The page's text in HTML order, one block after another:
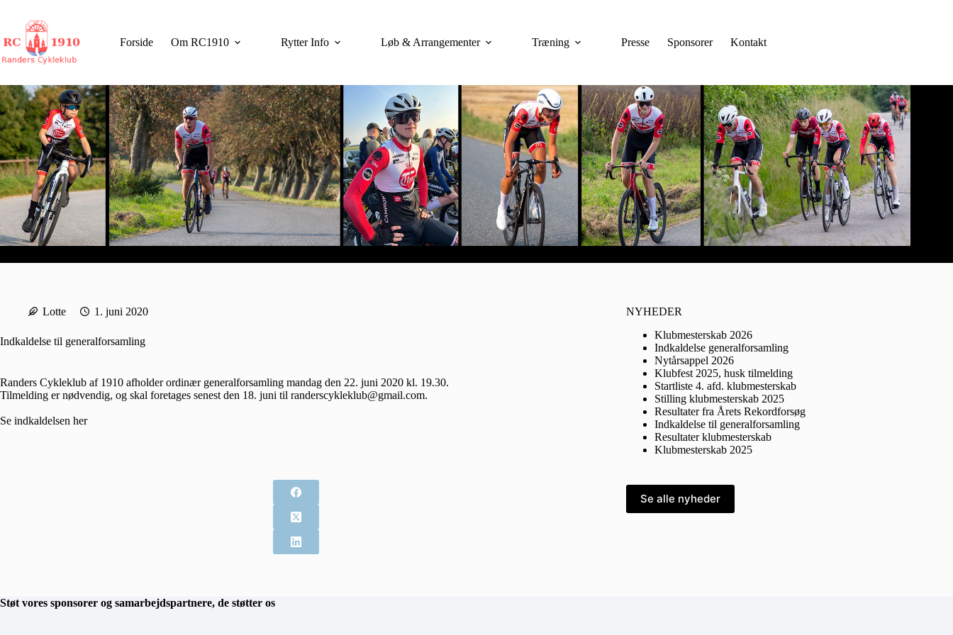
indhold
Forside
Om RC1910 Rytter Info Løb & Arrangementer Træning Presse Sponsorer Kontakt
Lotte 1. juni 2020
Indkaldelse til generalforsamling
Randers Cykleklub af 1910 afholder ordinær generalforsamling mandag den 22. juni 2020 kl. 19.30.
Tilmelding er nødvendig, og skal foretages senest den 18. juni til randerscykleklub@gmail.com.
Se indkaldelsen her
NYHEDER
Klubmesterskab 2026
Indkaldelse generalforsamling
Nytårsappel 2026
Klubfest 2025, husk tilmelding
Startliste 4. afd. klubmesterskab
Stilling klubmesterskab 2025
Resultater fra Årets Rekordforsøg
Indkaldelse til generalforsamling
Resultater klubmesterskab
Klubmesterskab 2025
Se alle nyheder
Støt vores sponsorer og samarbejdspartnere, de støtter os